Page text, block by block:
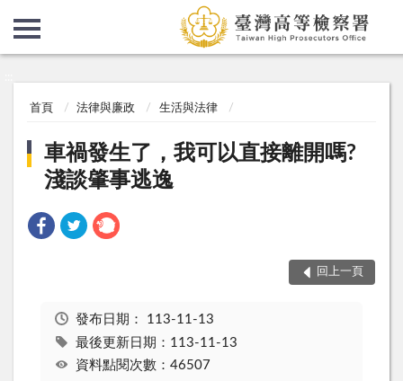
首頁 法律與廉政 生活與法律
車禍發生了，我可以直接離開嗎?
淺談肇事逃逸
回上一頁
發布日期： 113-11-13
最後更新日期：113-11-13
資料點閱次數：46507